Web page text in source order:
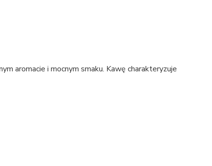
aromacie i mocnym smaku. Kawę charakteryzuje